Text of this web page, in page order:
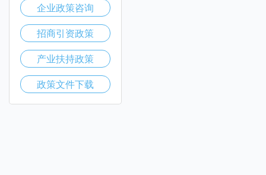
企业政策咨询
招商引资政策
产业扶持政策
政策文件下载